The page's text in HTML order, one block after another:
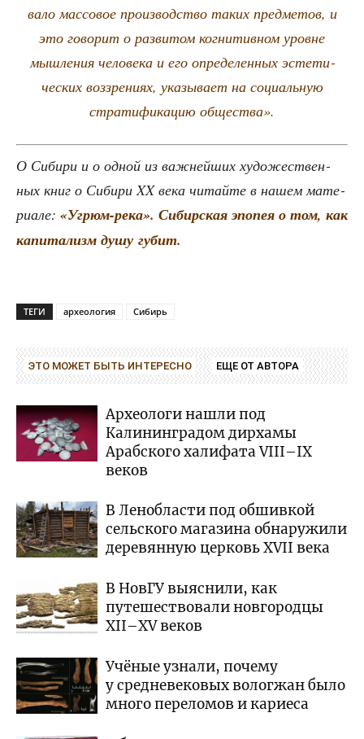
ва­ло мас­со­вое про­из­вод­ство таких пред­ме­тов, и
это гово­рит о раз­ви­том когни­тив­ном уровне
мыш­ле­ния чело­ве­ка и его опре­де­лен­ных эсте­ти­
че­ских воз­зре­ни­ях, ука­зы­ва­ет на соци­аль­ную
стра­ти­фи­ка­цию общества».
О Сиби­ри и о одной из важ­ней­ших худо­же­ствен­
ных книг о Сиби­ри XX века читай­те в нашем мате­
ри­а­ле: «Угрюм-река». Сибир­ская эпо­пея о том, как
капи­та­лизм душу губит.
ТЕГИ археология Сибирь
ЭТО МОЖЕТ БЫТЬ ИНТЕРЕСНО ЕЩЕ ОТ АВТОРА
Археологи нашли под
Калининградом дирхамы
Арабского халифата VIII–IX
веков
В Ленобласти под обшивкой
сельского магазина обнаружили
деревянную церковь XVII века
В НовГУ выяснили, как
путешествовали новгородцы
XII–XV веков
Учёные узнали, почему
у средневековых вологжан было
много переломов и кариеса